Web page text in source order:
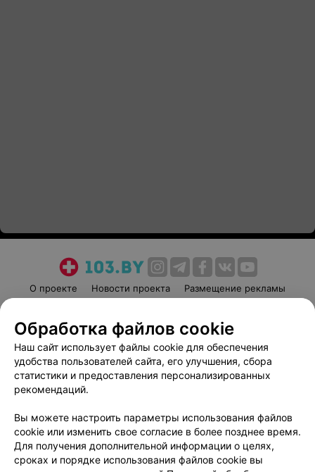
О проекте Новости проекта
Размещение рекламы
Пользовательское соглашение
Способы оплаты
Вакансии
Партнеры
Написать руководителю 103.by
Обработка персональных данных
Обработка файлов cookie
Наш сайт использует файлы cookie для обеспечения
удобства пользователей сайта, его улучшения, сбора
статистики и предоставления персонализированных
рекомендаций.
Вы можете настроить параметры использования файлов
cookie или изменить свое согласие в более позднее время.
Для получения дополнительной информации о целях,
сроках и порядке использования файлов cookie вы